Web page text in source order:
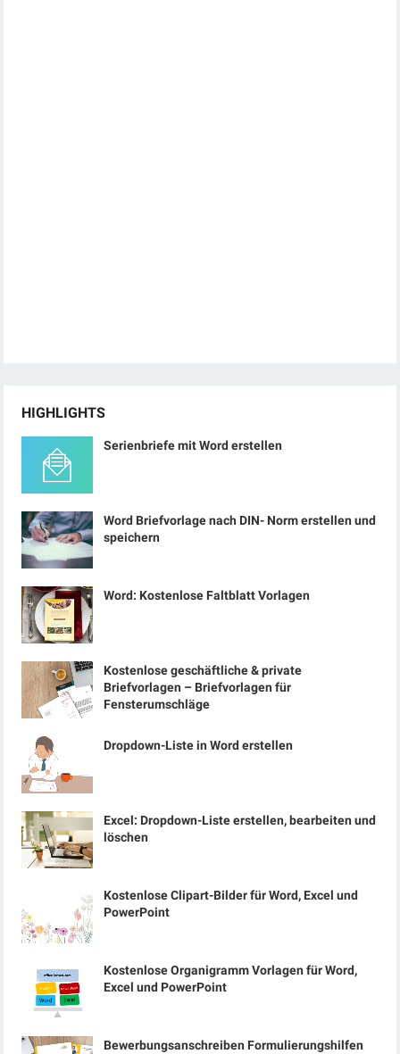
HIGHLIGHTS
Serienbriefe mit Word erstellen
Word Briefvorlage nach DIN- Norm erstellen und
speichern
Word: Kostenlose Faltblatt Vorlagen
Kostenlose geschäftliche & private
Briefvorlagen – Briefvorlagen für
Fensterumschläge
Dropdown-Liste in Word erstellen
Excel: Dropdown-Liste erstellen, bearbeiten und
löschen
Kostenlose Clipart-Bilder für Word, Excel und
PowerPoint
Kostenlose Organigramm Vorlagen für Word,
Excel und PowerPoint
Bewerbungsanschreiben Formulierungshilfen